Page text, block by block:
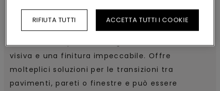
CARATTERISTICHE DEL PRODOTTO
Il profilo Incizo è realizzato con lo stesso
visiva e una finitura impeccabile. Offre
molteplici soluzioni per le transizioni tra
pavimenti, pareti o finestre e può essere
RIFIUTA TUTTI ACCETTA TUTTI I COOKIE